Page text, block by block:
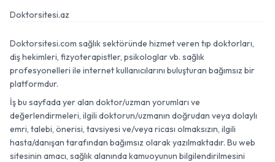
Doktorsitesi.az
Doktorsitesi.com sağlık sektöründe hizmet veren tıp doktorları,
diş hekimleri, fizyoterapistler, psikologlar vb. sağlık
profesyonelleri ile internet kullanıcılarını buluşturan bağımsız bir
platformdur.
İş bu sayfada yer alan doktor/uzman yorumları ve
değerlendirmeleri, ilgili doktorun/uzmanın doğrudan veya dolaylı
emri, talebi, önerisi, tavsiyesi ve/veya ricası olmaksızın, ilgili
hasta/danışan tarafından bağımsız olarak yazılmaktadır. Bu web
sitesinin amacı, sağlık alanında kamuoyunun bilgilendirilmesini